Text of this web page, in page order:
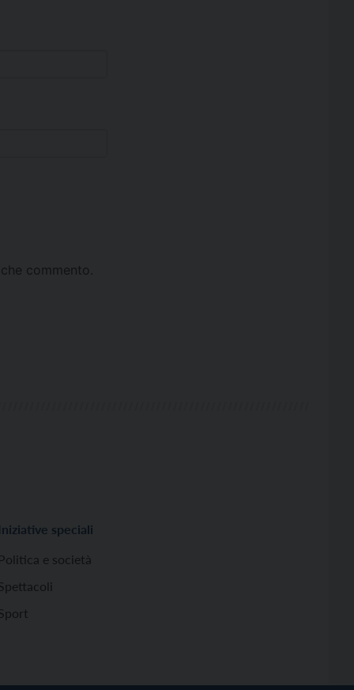
commento.
Iniziative speciali
Politica e società